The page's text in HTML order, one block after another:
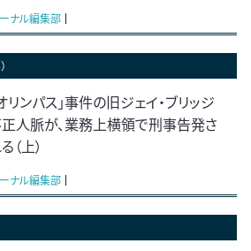
ナル編集部
リンパス」事件の旧ジェイ・ブリッジ
人脈が、業務上横領で刑事告発さ
（上）
ナル編集部